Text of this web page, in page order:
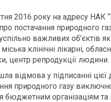
2016 року на адресу НАК
постачання природного
важливих об’єктів
клінічні лікарні,
центр репродукції людини.
відмова у підписанні цієї
природного газу
бюджетним організаціям